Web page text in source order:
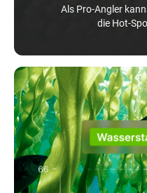
Als Pro-Angler
die Hot-